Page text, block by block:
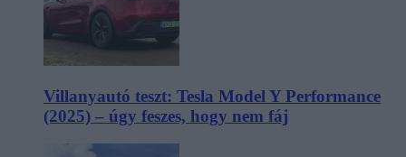
Villanyautó teszt: Tesla Model Y Performance
(2025) – úgy feszes, hogy nem fáj